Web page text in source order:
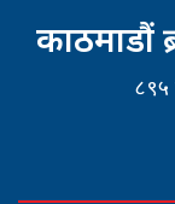
काठमाडौं
८९५